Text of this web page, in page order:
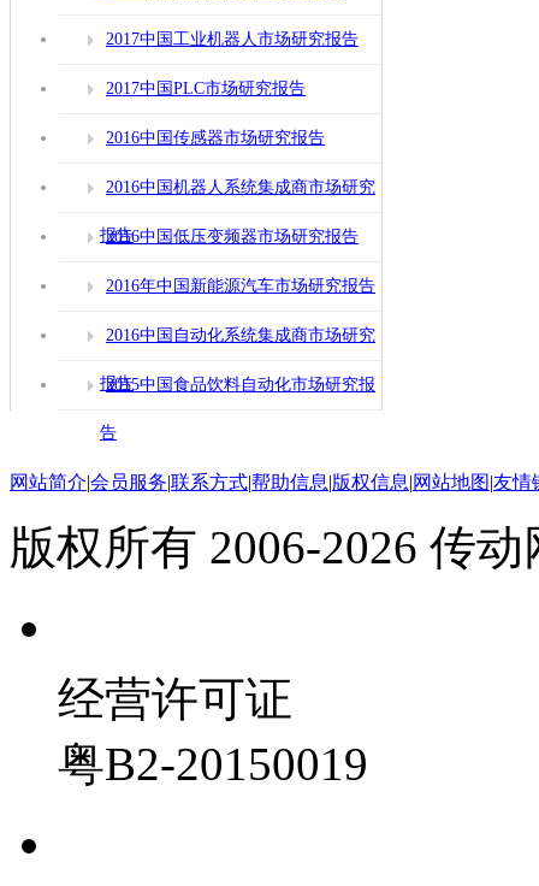
2017中国工业机器人市场研究报告
2017中国PLC市场研究报告
2016中国传感器市场研究报告
2016中国机器人系统集成商市场研究
报告
2016中国低压变频器市场研究报告
2016年中国新能源汽车市场研究报告
2016中国自动化系统集成商市场研究
报告
2015中国食品饮料自动化市场研究报
告
网站简介|会员服务|联系方式|帮助信息|版权信息|网站地图|友情
版权所有 2006-2026 传动
经营许可证
粤B2-20150019